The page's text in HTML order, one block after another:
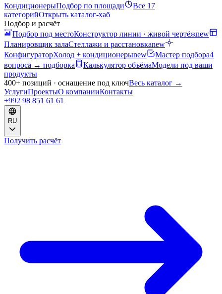
КондиционерыПодбор по площади
Все 17
категорийОткрыть каталог-хаб
Подбор и расчёт
Подбор под местоКонструктор линии · живой чертёжnew
Планировщик залаСтеллажи и расстановкаnew
КонфигураторХолод + кондиционерыnew Мастер подбора4
вопроса → подборка
Калькулятор объёмаМодели под ваши
продукты
400+ позиций · оснащение под ключВесь каталог →
УслугиПроектыО компанииКонтакты
+992 98 851 61 61
RU
Получить расчёт